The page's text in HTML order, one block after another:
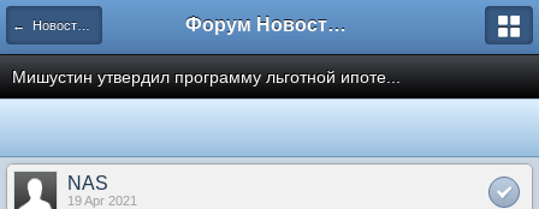
← Новости рынка недвижимости Форум Новостройки
Мишустин утвердил программу льготной ипоте...
NAS
19 Apr 2021